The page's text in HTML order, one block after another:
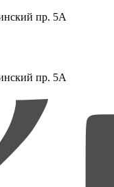
пр. 5А
пр. 5А